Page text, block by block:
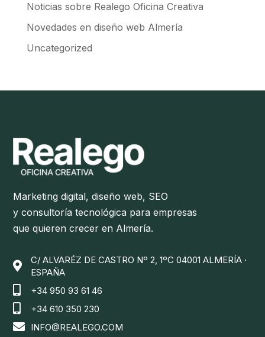
Noticias sobre Realego Oficina Creativa
Novedades en diseño web Almería
Uncategorized
Marketing digital, diseño web, SEO
y consultoría tecnológica para empresas
que quieren crecer en Almería.

C/ ALVARÉZ DE CASTRO Nº 2, 1ºC 04001 ALMERÍA ·
ESPAÑA
 +34 950 93 61 46
 +34 610 350 230
 INFO@REALEGO.COM